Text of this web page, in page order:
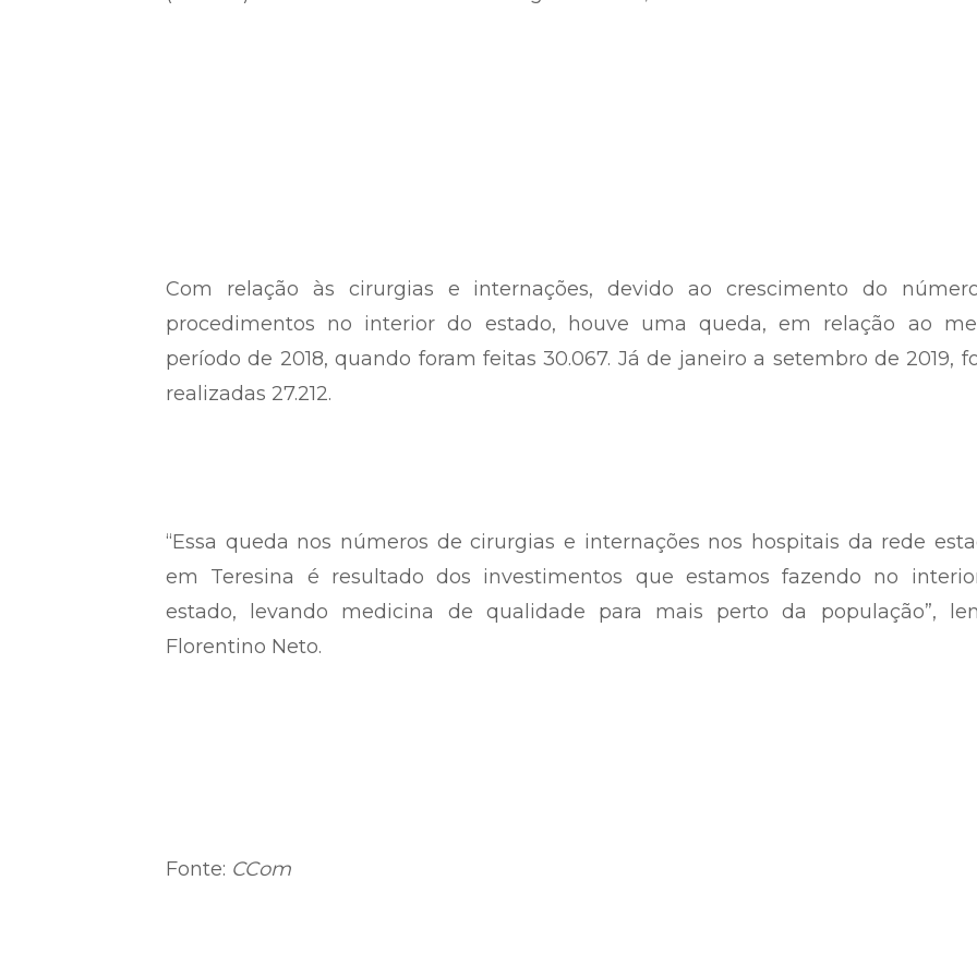
Com relação às cirurgias e internações, devido ao crescimento do
procedimentos no interior do estado, houve uma queda, em relação ao
período de 2018, quando foram feitas 30.067. Já de janeiro a setembro de 2019,
realizadas 27.212.
“Essa queda nos números de cirurgias e internações nos hospitais da rede
em Teresina é resultado dos investimentos que estamos fazendo no
estado, levando medicina de qualidade para mais perto da população”,
Florentino Neto.
Fonte: CCom